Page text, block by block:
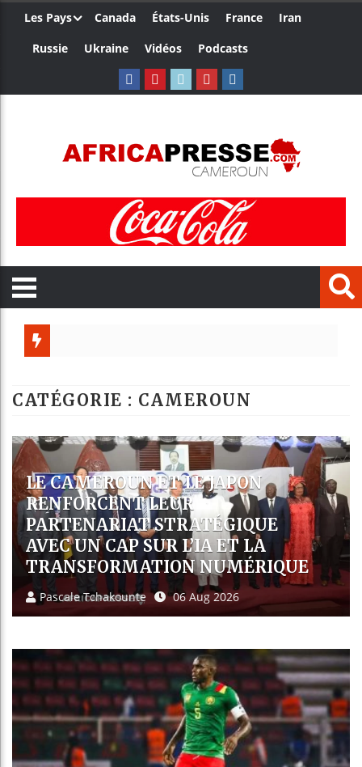
Les Pays Canada États-Unis France
Iran
Russie
Ukraine Vidéos Podcasts
Réforme
Bénin : Patrice
CATÉGORIE : CAMEROUN
EXPULSÉS DES ÉTATS-UNIS VERS
LE CAMEROUN, 36 AFRICAINS
SAISISSENT LES TRIBUNAUX DE
YAOUNDÉ
Pascale Tchakounte 06 Aug 2026